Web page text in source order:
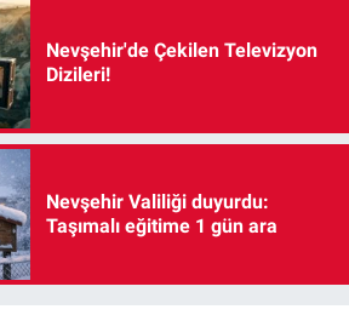
Nevşehir'de Çekilen Televizyon
Dizileri!
Nevşehir Valiliği duyurdu:
Taşımalı eğitime 1 gün ara